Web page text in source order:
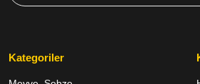
Kategoriler